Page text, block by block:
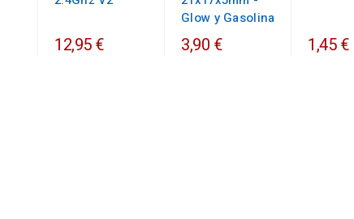
12,95 €
Glow y Gasolina
3,90 € 1,45 €